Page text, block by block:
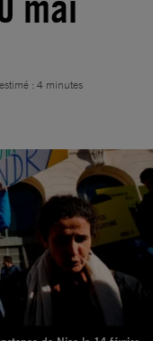
: 4 minutes